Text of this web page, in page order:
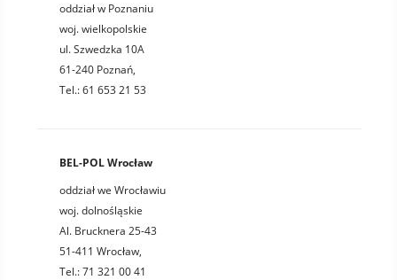
oddział w Poznaniu
woj. wielkopolskie
ul. Szwedzka 10A
61-240 Poznań,
Tel.: 61 653 21 53
BEL-POL Wrocław
oddział we Wrocławiu
woj. dolnośląskie
Al. Brucknera 25-43
51-411 Wrocław,
Tel.: 71 321 00 41